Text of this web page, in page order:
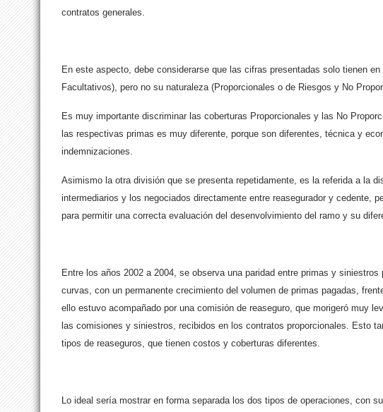
contratos generales.
En este aspecto, debe considerarse que las cifras presentadas solo tienen
Facultativos), pero no su naturaleza (Proporcionales o de Riesgos y No
Es muy importante discriminar las coberturas Proporcionales y las No
las respectivas primas es muy diferente, porque son diferentes, técnica y
indemnizaciones.
Asimismo la otra división que se presenta repetidamente, es la referida a la
intermediarios y los negociados directamente entre reasegurador y cedente,
para permitir una correcta evaluación del desenvolvimiento del ramo y su
Entre los años 2002 a 2004, se observa una paridad entre primas y
curvas, con un permanente crecimiento del volumen de primas pagadas,
ello estuvo acompañado por una comisión de reaseguro, que morigeró muy
las comisiones y siniestros, recibidos en los contratos proporcionales. Esto
tipos de reaseguros, que tienen costos y coberturas diferentes.
Lo ideal sería mostrar en forma separada los dos tipos de operaciones, con